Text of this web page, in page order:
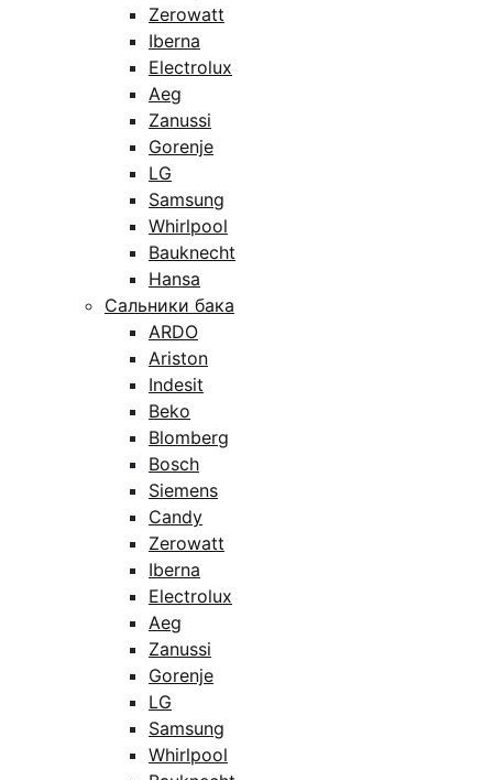
Zerowatt
Iberna
Electrolux
Aeg
Zanussi
Gorenje
LG
Samsung
Whirlpool
Bauknecht
Hansa
Сальники бака
ARDO
Ariston
Indesit
Beko
Blomberg
Bosch
Siemens
Candy
Zerowatt
Iberna
Electrolux
Aeg
Zanussi
Gorenje
LG
Samsung
Whirlpool